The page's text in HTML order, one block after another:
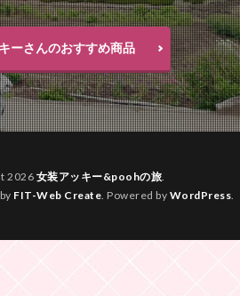
ーさんのおすすめ商品
2026 女装アッキー&poohの旅
FIT-Web Create . Powered by WordPress